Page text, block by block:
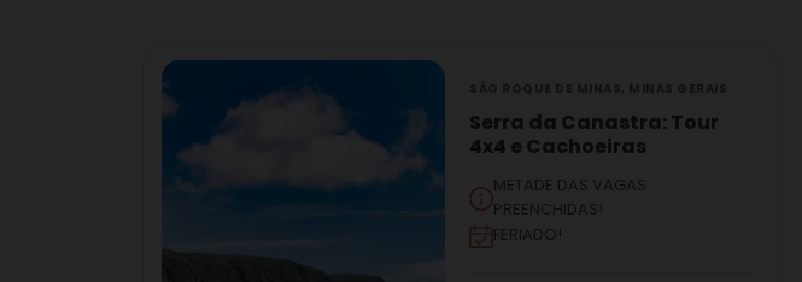
Serra da Canastra: Tour
4x4 e Cachoeiras
METADE DAS VAGAS
PREENCHIDAS!
FERIADO!